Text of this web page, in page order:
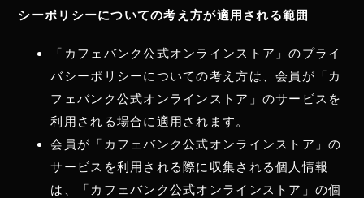
シーポリシーについての考え方が適用される範囲
「カフェバンク公式オンラインストア」のプライ
バシーポリシーについての考え方は、会員が「カ
フェバンク公式オンラインストア」のサービスを
利用される場合に適用されます。
会員が「カフェバンク公式オンラインストア」の
サービスを利用される際に収集される個人情報
は、「カフェバンク公式オンラインストア」の個